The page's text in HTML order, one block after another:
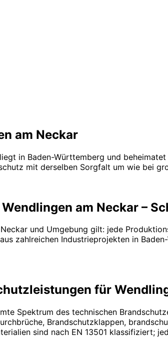
am Neckar
in Baden-Württemberg und
mit derselben Sorgfalt um wie bei
am Neckar –
und Umgebung gilt: jede
zahlreichen Industrieprojekten in
für
Spektrum des technischen
Brandschutzklappen,
sind nach EN 13501 klassifiziert;